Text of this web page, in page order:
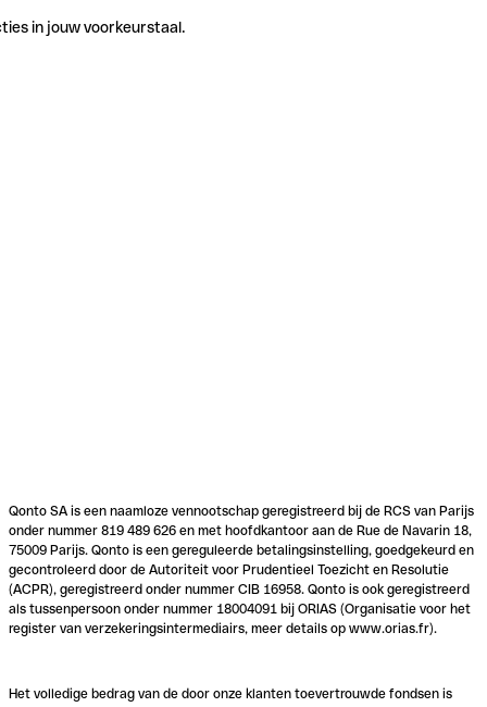
in jouw voorkeurstaal.
Qonto SA is een naamloze vennootschap geregistreerd bij de RCS van Parijs
onder nummer 819 489 626 en met hoofdkantoor aan de Rue de Navarin 18,
75009 Parijs. Qonto is een gereguleerde betalingsinstelling, goedgekeurd en
gecontroleerd door de Autoriteit voor Prudentieel Toezicht en Resolutie
(ACPR), geregistreerd onder nummer CIB 16958. Qonto is ook geregistreerd
als tussenpersoon onder nummer 18004091 bij ORIAS (Organisatie voor het
register van verzekeringsintermediairs, meer details op www.orias.fr).
Het volledige bedrag van de door onze klanten toevertrouwde fondsen is